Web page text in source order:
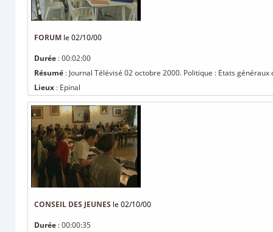
FORUM le 02/10/00
Durée : 00:02:00
Résumé : Journal Télévisé 02 octobre 2000. Politique : Etats
Lieux : Epinal
CONSEIL DES JEUNES le 02/10/00
Durée : 00:00:35